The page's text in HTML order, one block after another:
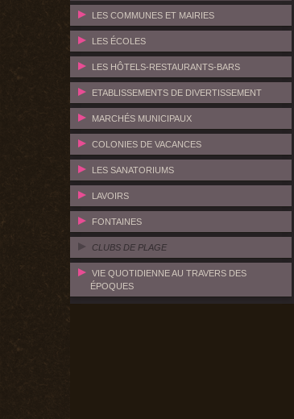
LES COMMUNES ET MAIRIES
LES ÉCOLES
LES HÔTELS-RESTAURANTS-BARS
ETABLISSEMENTS DE DIVERTISSEMENT
MARCHÉS MUNICIPAUX
COLONIES DE VACANCES
LES SANATORIUMS
LAVOIRS
FONTAINES
CLUBS DE PLAGE
VIE QUOTIDIENNE AU TRAVERS DES
ÉPOQUES